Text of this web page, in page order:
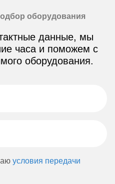
оборудования
данные, мы
часа и поможем с
оборудования.
условия передачи